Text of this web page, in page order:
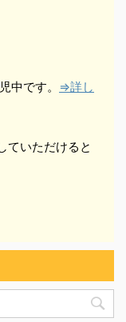
中です。 ⇒詳し
ていただけると